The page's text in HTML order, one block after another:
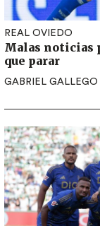
REAL OVIEDO
Malas noticias
que parar
GABRIEL GALLEGO